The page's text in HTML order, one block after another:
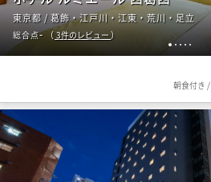
1 2 3 4 5
東京都 / 葛飾・江戸川・江東・荒川・足立
総合点-（ 3件のレビュー）
朝食付き /